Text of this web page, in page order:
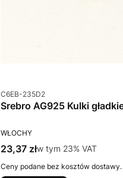
Kod produktu
C6EB-235D2
Srebro AG925 Kulki
PRODUCENT
WŁOCHY
Cena brutto
23,37 złw tym %s VAT
w tym 23% VAT
Ceny podane bez kosztów dostawy.